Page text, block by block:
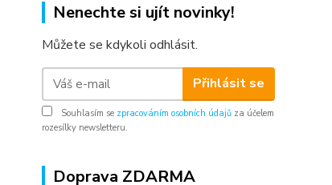
Nenechte si ujít novinky!
Můžete se kdykoli odhlásit.
Přihlásit se
Souhlasím se zpracováním osobních údajů za účelem
rozesílky newsletteru.
Doprava ZDARMA